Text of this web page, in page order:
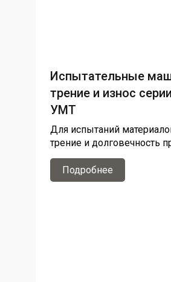
Испытательные
трение и износ
УМТ
Для испытаний материалов на износ,
трение и долговечность
различных схемах
Подробнее